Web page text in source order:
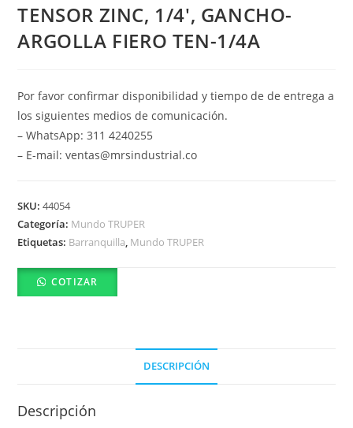
TENSOR ZINC, 1/4′, GANCHO-
ARGOLLA FIERO TEN-1/4A
Por favor confirmar disponibilidad y tiempo de de entrega a
los siguientes medios de comunicación.
– WhatsApp: 311 4240255
– E-mail: ventas@mrsindustrial.co
SKU:44054
Categoría: Mundo TRUPER
Etiquetas: Barranquilla, Mundo TRUPER
COTIZAR
DESCRIPCIÓN
Descripción